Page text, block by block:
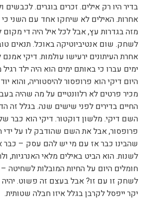
בדיר היו רק אילים. זכרים בוגרים.
אחרות. האילים לא שיחקו אחד עם השני כי
מזה בגדרות עץ, אבל לכל איל היה די מקום
לשחק. שום אנטיביוטיקה באוכל. תנאים
אחרת העיתונים ירעישו עולמות. דיקי
ימים עברו כי באותם ימים הוא היה ילד
היום דיקי הוא פרופסור להיסטוריה, והוא
מכיר פרטים לא רלוונטיים על מה שהיה
החיים בדירים לפני שישים שנה. בגלל זה
השם דיקי. מלשון דוקטור. דיקי הוא כבר
פרופסור, אבל את השם שהודבק לו על ידי
שהבינו כבר אז עם מי יש להם עסק – כבר
לשנות. הוא הביט באילים מלאי האנרגיות,
חומלים היום על החיות המובלות לשחיטה
לשחק זו עם זו? אבל בעצם זה פשוט.
יקר ייפסל לקרבן בגלל איזו חבלה שטותית.